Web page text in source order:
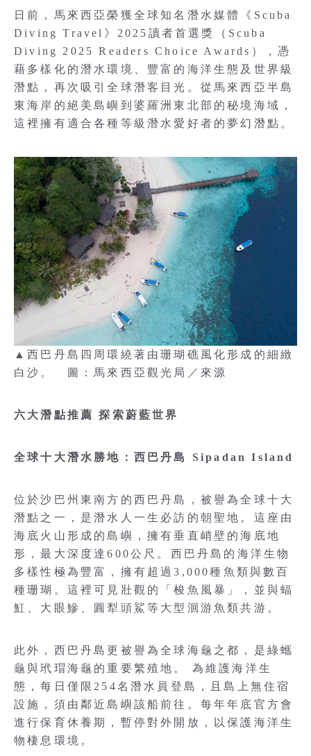
日前，馬來西亞榮獲全球知名潛水媒體《Scuba
Diving Travel》2025讀者首選獎（Scuba
Diving 2025 Readers Choice Awards），憑
藉多樣化的潛水環境、豐富的海洋生態及世界級
潛點，再次吸引全球潛客目光。從馬來西亞半島
東海岸的絕美島嶼到婆羅洲東北部的秘境海域，
這裡擁有適合各種等級潛水愛好者的夢幻潛點。
▲西巴丹島四周環繞著由珊瑚礁風化形成的細緻
白沙。 圖：馬來西亞觀光局／來源
六大潛點推薦 探索蔚藍世界
全球十大潛水勝地：西巴丹島 Sipadan Island
位於沙巴州東南方的西巴丹島，被譽為全球十大
潛點之一，是潛水人一生必訪的朝聖地。這座由
海底火山形成的島嶼，擁有垂直峭壁的海底地
形，最大深度達600公尺。西巴丹島的海洋生物
多樣性極為豐富，擁有超過3,000種魚類與數百
種珊瑚。這裡可見壯觀的「梭魚風暴」，並與蝠
魟、大眼鰺、圓犁頭鯊等大型洄游魚類共游。
此外，西巴丹島更被譽為全球海龜之都，是綠蠵
龜與玳瑁海龜的重要繁殖地。 為維護海洋生
態，每日僅限254名潛水員登島，且島上無住宿
設施，須由鄰近島嶼該船前往。每年年底官方會
進行保育休養期，暫停對外開放，以保護海洋生
物棲息環境。